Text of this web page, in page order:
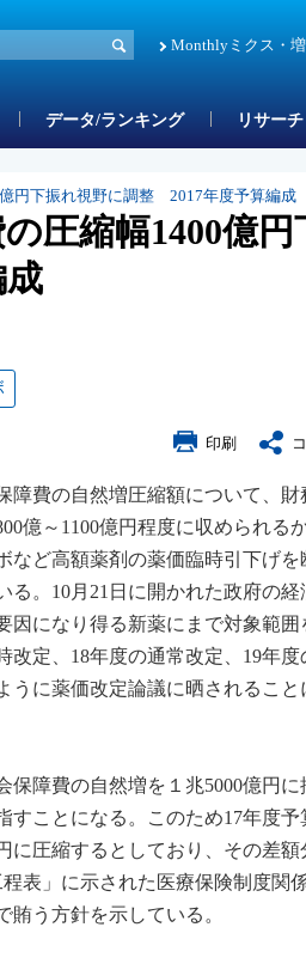
Monthlyミクス・
データ/ランキング リサーチ
円下振れ視野に調整 2017年度予算編成
圧縮幅1400億円
印刷
費の自然増圧縮額について、財
億～1100億円程度に収められる
ど高額薬剤の薬価臨時引下げ
。10月21日に開かれた政府の
因になり得る新薬にまで対象範
定、18年度の通常改定、19年度
に薬価改定論議に晒されること
保障費の自然増を１兆5000億円
すことになる。このため17年度
に圧縮するとしており、その差額
表」に示された医療保険制度関
う方針を示している。